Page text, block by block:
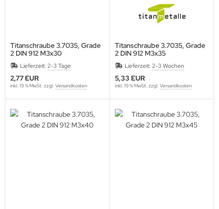
Titanschraube 3.7035, Grade
2 DIN 912 M3x30
Lieferzeit: 2-3 Tage
2,77 EUR
inkl. 19 % MwSt. zzgl. Versandkosten
Titanschraube 3.7035, Grade
2 DIN 912 M3x35
Lieferzeit: 2-3 Wochen
5,33 EUR
inkl. 19 % MwSt. zzgl. Versandkosten